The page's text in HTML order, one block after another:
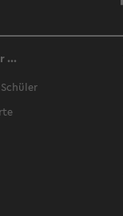
...